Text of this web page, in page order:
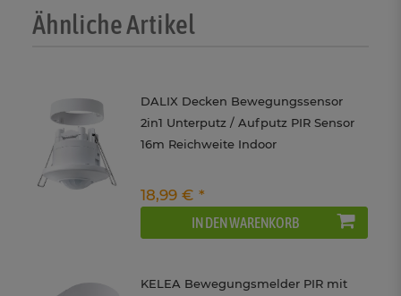
Ähnliche Artikel
DALIX Decken Bewegungssensor
2in1 Unterputz / Aufputz PIR Sensor
16m Reichweite Indoor
18,99 € *
IN DEN WARENKORB
KELEA Bewegungsmelder PIR mit